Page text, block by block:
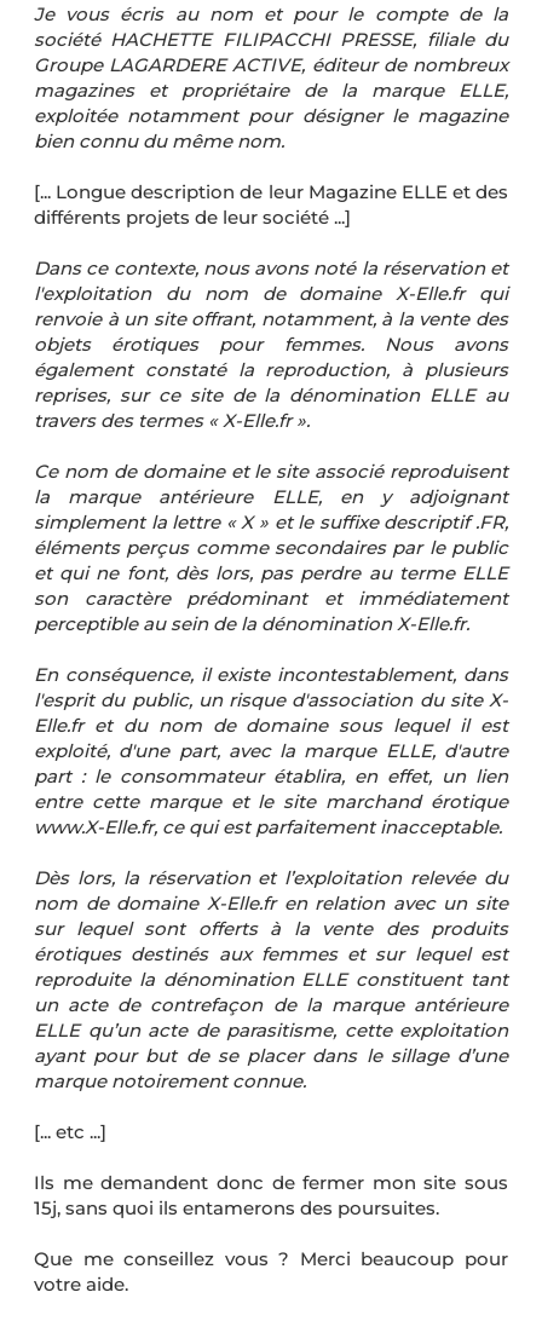
Je vous écris au nom et pour le compte de la
société HACHETTE FILIPACCHI PRESSE, filiale du
Groupe LAGARDERE ACTIVE, éditeur de nombreux
magazines et propriétaire de la marque ELLE,
exploitée notamment pour désigner le magazine
bien connu du même nom.
[... Longue description de leur Magazine ELLE et des
différents projets de leur société ...]
Dans ce contexte, nous avons noté la réservation et
l'exploitation du nom de domaine X-Elle.fr qui
renvoie à un site offrant, notamment, à la vente des
objets érotiques pour femmes. Nous avons
également constaté la reproduction, à plusieurs
reprises, sur ce site de la dénomination ELLE au
travers des termes « X-Elle.fr ».
Ce nom de domaine et le site associé reproduisent
la marque antérieure ELLE, en y adjoignant
simplement la lettre « X » et le suffixe descriptif .FR,
éléments perçus comme secondaires par le public
et qui ne font, dès lors, pas perdre au terme ELLE
son caractère prédominant et immédiatement
perceptible au sein de la dénomination X-Elle.fr.
En conséquence, il existe incontestablement, dans
l'esprit du public, un risque d'association du site X-
Elle.fr et du nom de domaine sous lequel il est
exploité, d'une part, avec la marque ELLE, d'autre
part : le consommateur établira, en effet, un lien
entre cette marque et le site marchand érotique
www.X-Elle.fr, ce qui est parfaitement inacceptable.
Dès lors, la réservation et l’exploitation relevée du
nom de domaine X-Elle.fr en relation avec un site
sur lequel sont offerts à la vente des produits
érotiques destinés aux femmes et sur lequel est
reproduite la dénomination ELLE constituent tant
un acte de contrefaçon de la marque antérieure
ELLE qu’un acte de parasitisme, cette exploitation
ayant pour but de se placer dans le sillage d’une
marque notoirement connue.
[... etc ...]
Ils me demandent donc de fermer mon site sous
15j, sans quoi ils entamerons des poursuites.
Que me conseillez vous ? Merci beaucoup pour
votre aide.